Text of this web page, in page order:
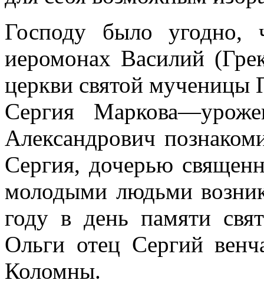
Господу было угодно,
иеромонах Василий
церкви святой мученицы
Сергия
Александрович
Сергия, дочерью
молодыми людьми
году в день памяти
Ольги отец Сергий
Коломны.